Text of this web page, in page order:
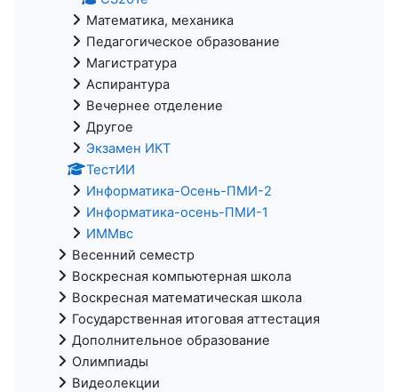
Математика, механика
Педагогическое образование
Магистратура
Аспирантура
Вечернее отделение
Другое
Экзамен ИКТ
ТестИИ
Информатика-Осень-ПМИ-2
Информатика-осень-ПМИ-1
ИММвс
Весенний семестр
Воскресная компьютерная школа
Воскресная математическая школа
Государственная итоговая аттестация
Дополнительное образование
Олимпиады
Видеолекции